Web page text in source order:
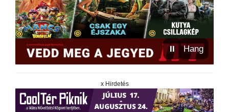
⏸ Hang
x Hirdetés